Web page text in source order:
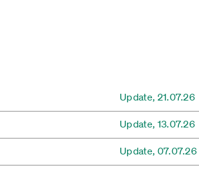
Update, 21.07.26
Update, 13.07.26
Update, 07.07.26